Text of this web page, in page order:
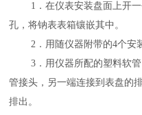
1 ．在仪表安装盘面上开
孔，将钠表表箱镶嵌其中。
2 ．用随仪器附带的4个安
3 ．用仪器所配的塑料软
管接头，另一端连接到表盘的
排出。